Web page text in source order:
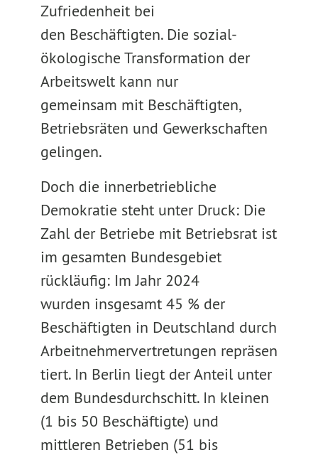
Zufriedenheit bei
den Beschäftigten. Die sozial-
ökologische Transformation der
Arbeitswelt kann nur
gemeinsam mit Beschäftigten,
Betriebsräten und Gewerkschaften
gelingen.
Doch die innerbetriebliche
Demokratie steht unter Druck: Die
Zahl der Betriebe mit Betriebsrat ist
im gesamten Bundesgebiet
rückläufig: Im Jahr 2024
wurden insgesamt 45 % der
Beschäftigten in Deutschland durch
Arbeitnehmervertretungen repräsen
tiert. In Berlin liegt der Anteil unter
dem Bundesdurchschitt. In kleinen
(1 bis 50 Beschäftigte) und
mittleren Betrieben (51 bis